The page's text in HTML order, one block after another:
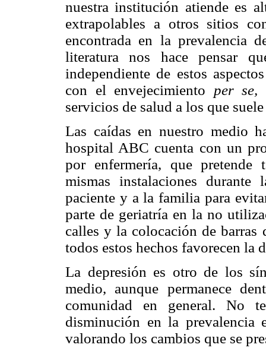
nuestra institución atiende es
extrapolables a otros sitios
encontrada en la prevalencia
literatura nos hace pensar
independiente de estos
con el envejecimiento per se,
servicios de salud a los que
Las caídas en nuestro medio
hospital ABC cuenta con un
por enfermería, que pretende
mismas instalaciones
paciente y a la familia para
parte de geriatría en la no
calles y la colocación de barras
todos estos hechos favorecen la
La depresión es otro de los
medio, aunque permanece
comunidad en general. No
disminución en la prevalencia
valorando los cambios que se